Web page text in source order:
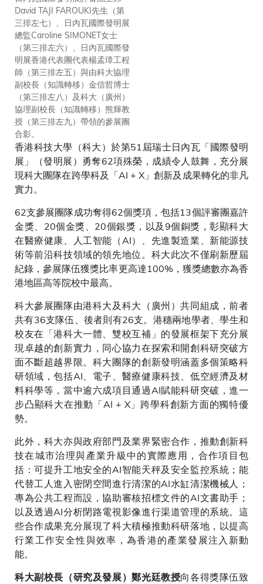
David TAJI FAROUKI先生（第
三排左七）、日內瓦國際發明展
總監Caroline SIMONET女士
（第三排左六）、日內瓦國際發
明展香港代表團代表楊孟璋工程
師（第三排左五）與由科大協理
副校長（知識轉移）金信哲博士
（第三排左八）及科大（廣州）
協理副校長（知識轉移）熊輝教
授（第三排左九）帶領的參展團
合影。
香港科技大學（科大）於第51屆瑞士日內瓦「國際發明
展」（發明展）勇奪62項殊榮，成績令人鼓舞，充分展
現科大團隊在跨學科及「AI + X」創新及成果轉化的非凡
實力。
62支參展團隊成功奪得62個獎項，包括13個評審團嘉許
金獎、20個金獎、20個銀獎，以及9個銅獎，彰顯科大
在醫療健康、人工智能（AI）、先進製造業、新能源技
術等前沿科技領域的領先地位。科大此次不僅刷新歷屆
紀錄，參展隊伍獲獎比率更高達100%，獲獎總數亦為香
港地區高等院校中最高。
科大參展團隊由港科大及科大（廣州）共同組成，前者
共有36支隊伍、後者則有26支。港穗兩地學者、學生和
校友在「港科大一體、雙校互補」的發展框架下充分展
現卓越的創新實力，同心協力在探索和開創科研突破方
面不斷超越界限。科大團隊的創新發明涵蓋多個策略科
研領域，包括AI、電子、醫療健康科技、低空經濟及材
料科學等，當中逾六成項目通過AI賦能科研突破，進一
步凸顯科大在推動「AI + X」跨學科創新方面的獨特優
勢。
此外，科大亦與政府部門及業界緊密合作，推動創新科
技在城市治理與產業升級中的實際應用，合作項目包
括：可提升工地安全的AI智能天秤及安全監控系統；能
代替工人進入密閉空間進行清潔的AI水缸清潔機械人；
專為公共工程而設，協助審核招標文件的AI文書助手；
以及透過AI分析閉路電視影像進行渠道管理的系統。這
些合作成果充分展現了科大積極推動科研落地，以提高
行業工作安全性與效率，為香港的產業發展注入新動
能。
科大副校長（研究及發展）鄭光廷教授向各得獎隊伍致